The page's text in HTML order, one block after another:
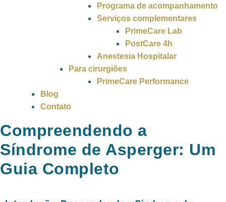
Programa de acompanhamento
Serviços complementares
PrimeCare Lab
PostCare 4h
Anestesia Hospitalar
Para cirurgiões
PrimeCare Performance
Blog
Contato
Compreendendo a
Síndrome de Asperger: Um
Guia Completo